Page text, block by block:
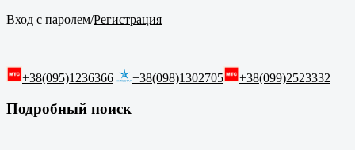
Вход с паролем/Регистрация
+38(095)1236366 +38(098)1302705 +38(099)2523332
Подробный поиск